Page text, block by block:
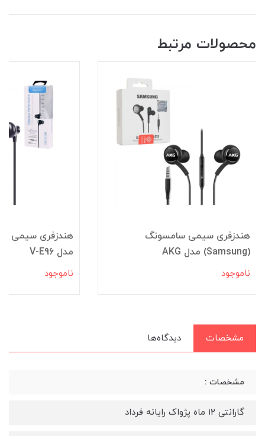
محصولات مرتبط
هندزفری سیمی سامسونگ
(Samsung) مدل AKG
ناموجود
مدل V-E96
ناموجود
مشخصات دیدگاه‌ها
مشخصات :
گارانتی 12 ماه پژواک رایانه فرداد